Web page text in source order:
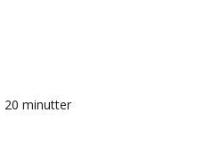
20 minutter